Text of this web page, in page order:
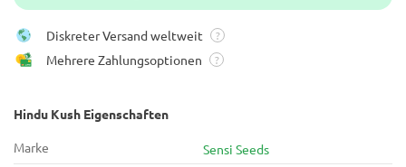
Diskreter Versand weltweit ?
Mehrere Zahlungsoptionen ?
Hindu Kush Eigenschaften
Marke
Sensi Seeds